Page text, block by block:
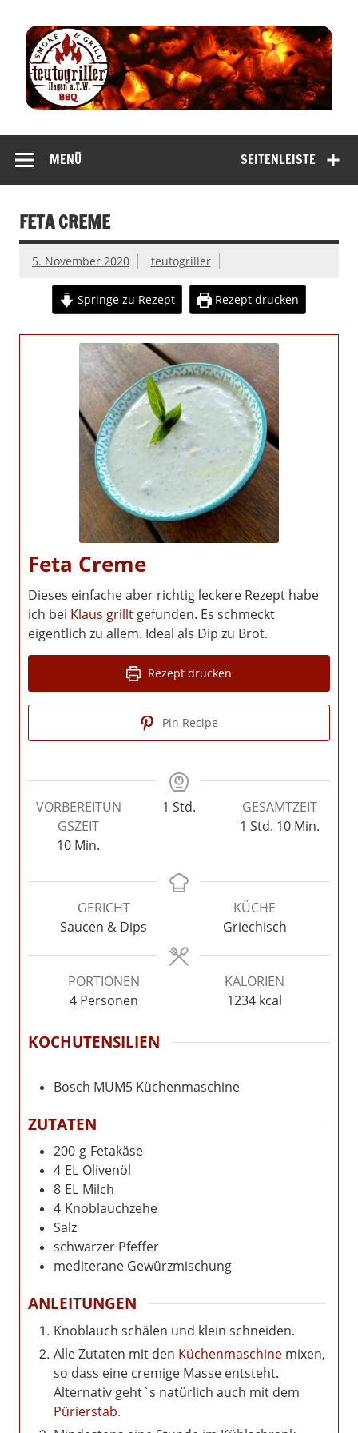
springen
smoke & grill
bbq
SEITENLEISTE
MENÜ
FETA CREME
5. November 2020 teutogriller
Springe zu Rezept Rezept drucken
Feta Creme
Dieses einfache aber richtig leckere Rezept habe
ich bei Klaus grillt gefunden. Es schmeckt
eigentlich zu allem. Ideal als Dip zu Brot.
Rezept drucken
Pin Recipe
VORBEREITUN
GSZEIT
10Minuten
Min.
1 Stunde
Std.
GESAMTZEIT
1 Stunde
Std. 10Minuten
Min.
GERICHT
Saucen & Dips
KÜCHE
Griechisch
PORTIONEN
4 Personen
KALORIEN
1234 kcal
KOCHUTENSILIEN
Bosch MUM5 Küchenmaschine
ZUTATEN
200 g Fetakäse
4 EL Olivenöl
8 EL Milch
4 Knoblauchzehe
Salz
schwarzer Pfeffer
mediterane Gewürzmischung
ANLEITUNGEN
Knoblauch schälen und klein schneiden.
Alle Zutaten mit den Küchenmaschine mixen,
so dass eine cremige Masse entsteht.
Alternativ geht`s natürlich auch mit dem
Pürierstab.